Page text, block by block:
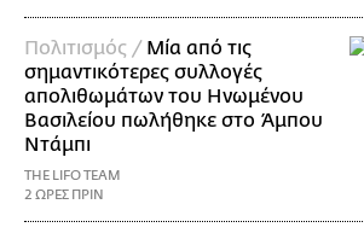
Πολιτισμός / Μία από τις
σημαντικότερες συλλογές
απολιθωμάτων του Ηνωμένου
Βασιλείου πωλήθηκε στο Άμπου
Ντάμπι
THE LIFO TEAM
2 ΩΡΕΣ ΠΡΙΝ